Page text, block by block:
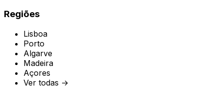
Regiões
Lisboa
Porto
Algarve
Madeira
Açores
Ver todas →